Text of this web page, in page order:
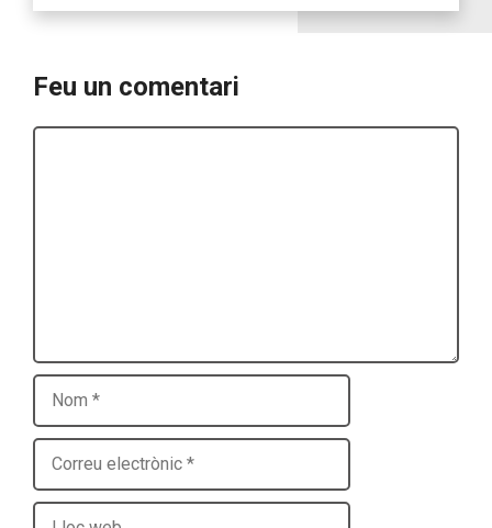
Feu un comentari
Nom
Correu
electrònic
Lloc